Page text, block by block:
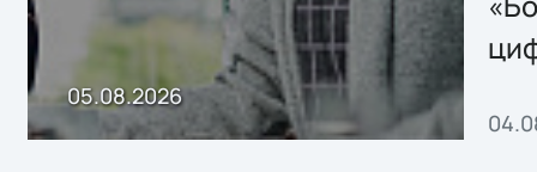
05.08.2026